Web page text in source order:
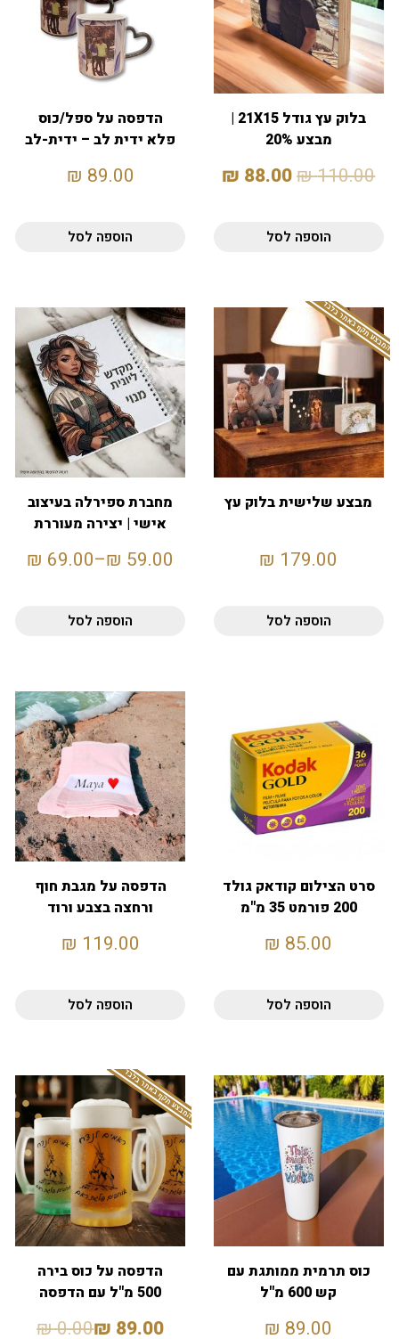
בלוק עץ גודל 21X15 |
מבצע 20%
110.00
₪
88.00
₪
הוספה לסל
הדפסה על ספל/כוס
פלא ידית לב – ידית-לב
89.00
₪
הוספה לסל
המבצע תקף באתר בלבד
מבצע שלישית בלוק עץ
179.00
₪
הוספה לסל
מחברת ספירלה בעיצוב
אישי | יצירה מעוררת
59.00
₪
–
69.00
₪
הוספה לסל
סרט הצילום קודאק גולד
200 פורמט 35 מ"מ
85.00
₪
הוספה לסל
הדפסה על מגבת חוף
ורחצה בצבע ורוד
119.00
₪
הוספה לסל
כוס תרמית ממותגת עם
קש 600 מ"ל
89.00
₪
המבצע תקף באתר בלבד
הדפסה על כוס בירה
500 מ"ל עם הדפסה
89.00
₪
0.00
₪